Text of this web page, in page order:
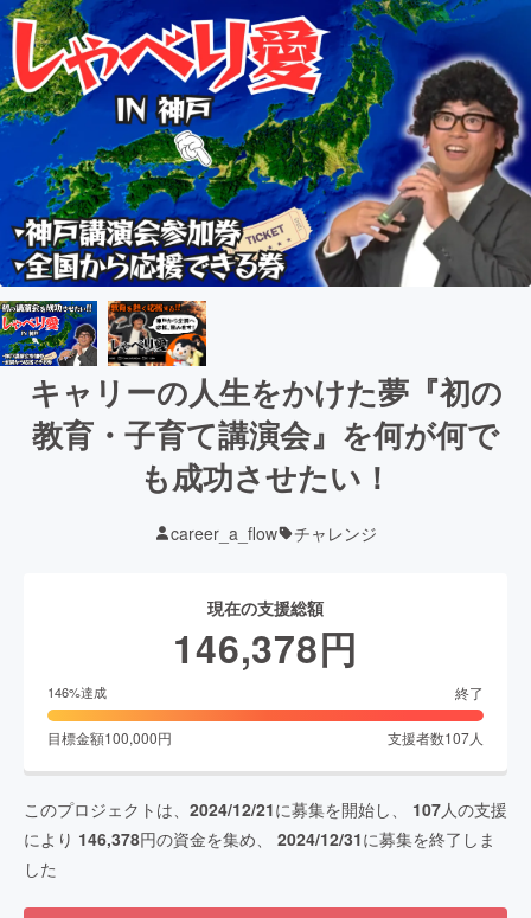
キャリーの人生をかけた夢『初の
教育・子育て講演会』を何が何で
も成功させたい！
career_a_flow チャレンジ
現在の支援総額
146,378円
146%達成 終了
目標金額100,000円 支援者数107人
このプロジェクトは、 2024/12/21に募集を開始し、 107人の支援
により 146,378円の資金を集め、 2024/12/31に募集を終了しま
した